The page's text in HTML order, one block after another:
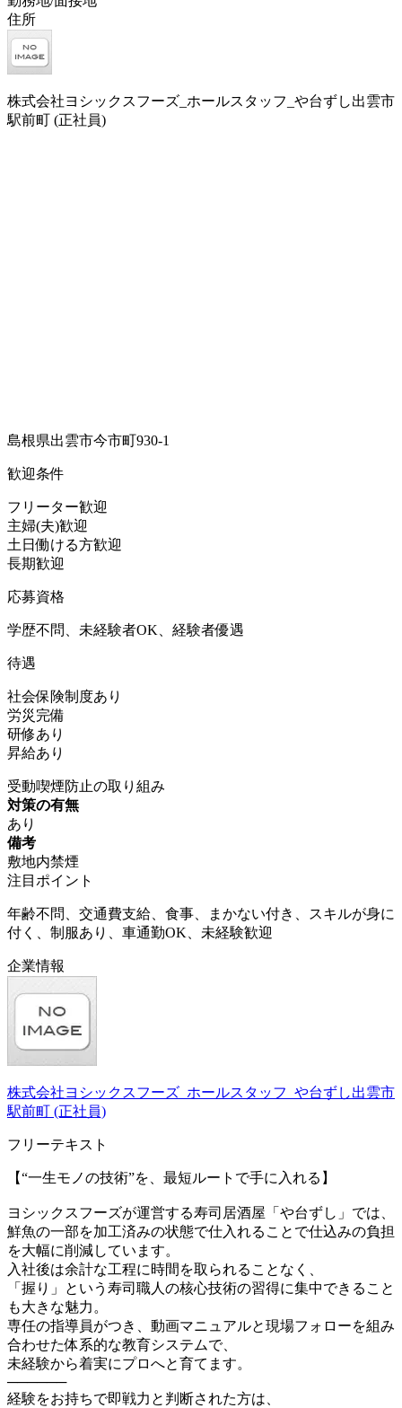
住所
株式会社ヨシックスフーズ_ホールスタッフ_や台ずし出雲市
駅前町 (正社員)
島根県出雲市今市町930-1
歓迎条件
フリーター歓迎
主婦(夫)歓迎
土日働ける方歓迎
長期歓迎
応募資格
学歴不問、未経験者OK、経験者優遇
待遇
社会保険制度あり
労災完備
研修あり
昇給あり
受動喫煙防止の取り組み
対策の有無
あり
備考
敷地内禁煙
注目ポイント
年齢不問、交通費支給、食事、まかない付き、スキルが身に
付く、制服あり、車通勤OK、未経験歓迎
企業情報
株式会社ヨシックスフーズ_ホールスタッフ_や台ずし出雲市
駅前町 (正社員)
フリーテキスト
【“一生モノの技術”を、最短ルートで手に入れる】
ヨシックスフーズが運営する寿司居酒屋「や台ずし」では、
鮮魚の一部を加工済みの状態で仕入れることで仕込みの負担
を大幅に削減しています。
入社後は余計な工程に時間を取られることなく、
「握り」という寿司職人の核心技術の習得に集中できること
も大きな魅力。
専任の指導員がつき、動画マニュアルと現場フォローを組み
合わせた体系的な教育システムで、
未経験から着実にプロへと育てます。
──────
経験をお持ちで即戦力と判断された方は、